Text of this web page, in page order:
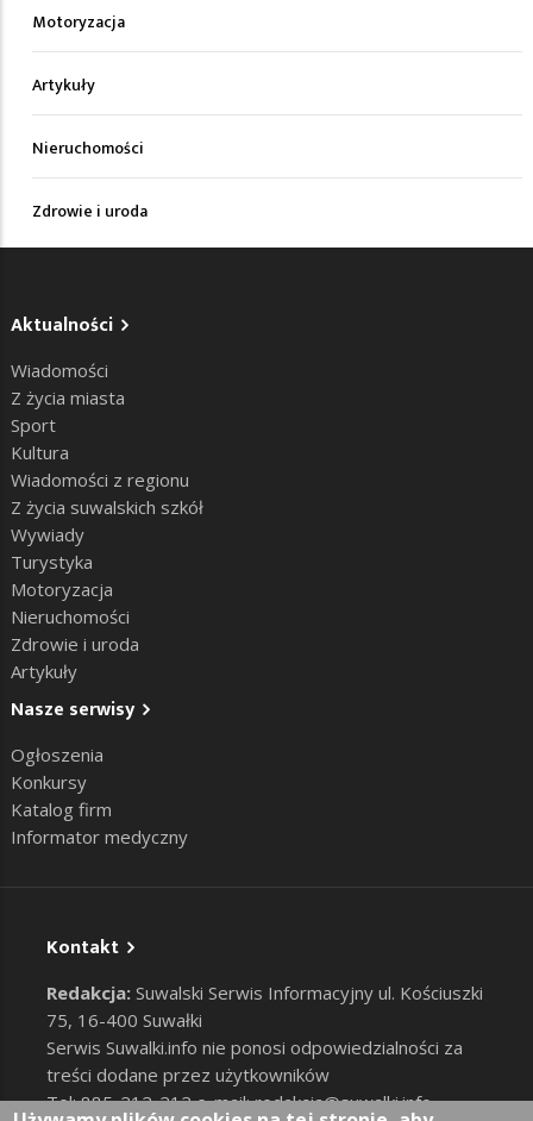
Motoryzacja
Artykuły
Nieruchomości
Zdrowie i uroda
Aktualności
Wiadomości
Z życia miasta
Sport
Kultura
Wiadomości z regionu
Z życia suwalskich szkół
Wywiady
Turystyka
Motoryzacja
Nieruchomości
Zdrowie i uroda
Artykuły
Nasze serwisy
Ogłoszenia
Konkursy
Katalog firm
Informator medyczny
Kontakt
Redakcja: Suwalski Serwis Informacyjny ul. Kościuszki
75, 16-400 Suwałki
Serwis Suwalki.info nie ponosi odpowiedzialności za
treści dodane przez użytkowników
Tel: 885-212-212 e-mail:redakcja@suwalki.info,